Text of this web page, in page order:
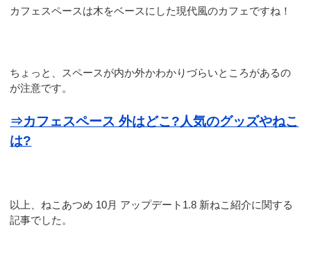
カフェスペースは木をベースにした現代風のカフェですね！
ちょっと、スペースが内か外かわかりづらいところがあるの
が注意です。
⇒カフェスペース 外はどこ?人気のグッズやねこ
は?
以上、ねこあつめ 10月 アップデート1.8 新ねこ紹介に関する
記事でした。